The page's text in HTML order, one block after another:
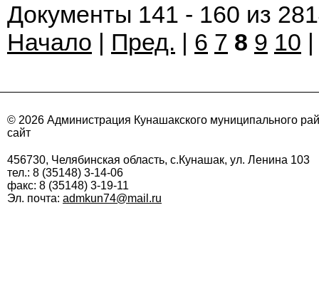
Документы 141 - 160 из
Начало | Пред. | 6 7 8 9 10
© 2026 Администрация Кунашакского муниципального
сайт
456730, Челябинская область, с.Кунашак, ул. Ленина 103
тел.: 8 (35148) 3-14-06
факс: 8 (35148) 3-19-11
Эл. почта: admkun74@mail.ru